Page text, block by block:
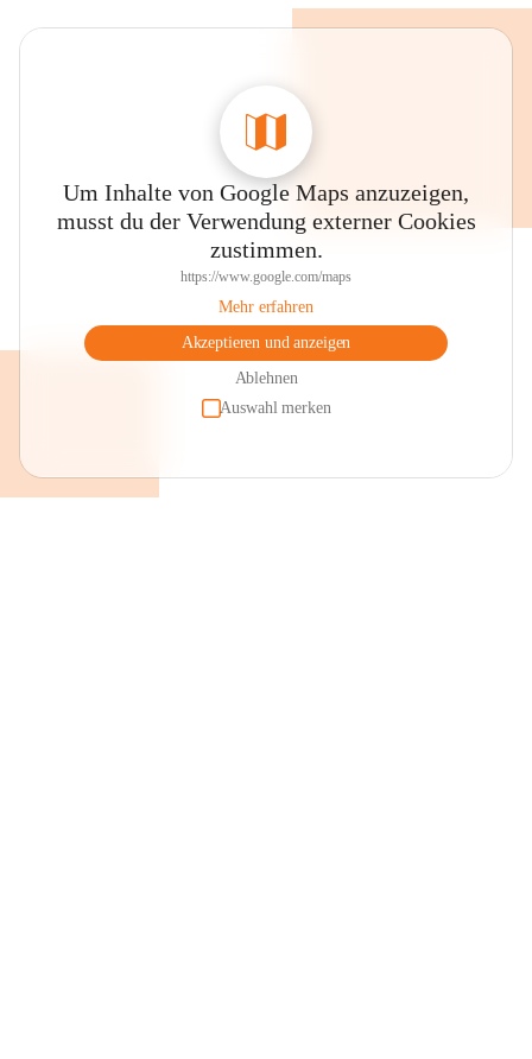
Um Inhalte von Google Maps anzuzeigen,
musst du der Verwendung externer Cookies
zustimmen.
https://www.google.com/maps
Mehr erfahren
Akzeptieren und anzeigen
Ablehnen
Auswahl merken